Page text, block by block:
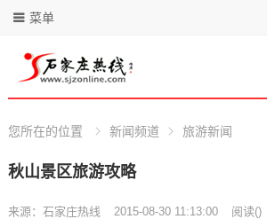
菜单
您所在的位置 新闻频道 旅游新闻
秋山景区旅游攻略
来源： 石家庄热线 2015-08-30 11:13:00 阅读()